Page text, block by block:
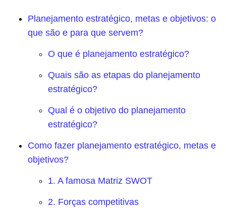
Planejamento estratégico, metas e objetivos: o
que são e para que servem?
O que é planejamento estratégico?
Quais são as etapas do planejamento
estratégico?
Qual é o objetivo do planejamento
estratégico?
Como fazer planejamento estratégico, metas e
objetivos?
1. A famosa Matriz SWOT
2. Forças competitivas